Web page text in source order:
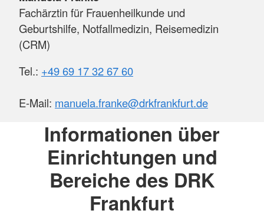
Fachärztin für Frauenheilkunde und
Geburtshilfe, Notfallmedizin, Reisemedizin
(CRM)
Tel.: +49 69 17 32 67 60
E-Mail: manuela.franke@drkfrankfurt.de
Informationen über
Einrichtungen und
Bereiche des DRK
Frankfurt